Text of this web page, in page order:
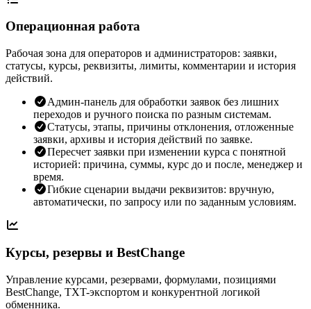
Операционная работа
Рабочая зона для операторов и администраторов: заявки,
статусы, курсы, реквизиты, лимиты, комментарии и история
действий.
Админ-панель для обработки заявок без лишних
переходов и ручного поиска по разным системам.
Статусы, этапы, причины отклонения, отложенные
заявки, архивы и история действий по заявке.
Пересчет заявки при изменении курса с понятной
историей: причина, суммы, курс до и после, менеджер и
время.
Гибкие сценарии выдачи реквизитов: вручную,
автоматически, по запросу или по заданным условиям.
Курсы, резервы и BestChange
Управление курсами, резервами, формулами, позициями
BestChange, TXT-экспортом и конкурентной логикой
обменника.